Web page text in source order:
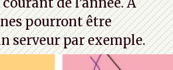
pourront être
serveur par exemple.